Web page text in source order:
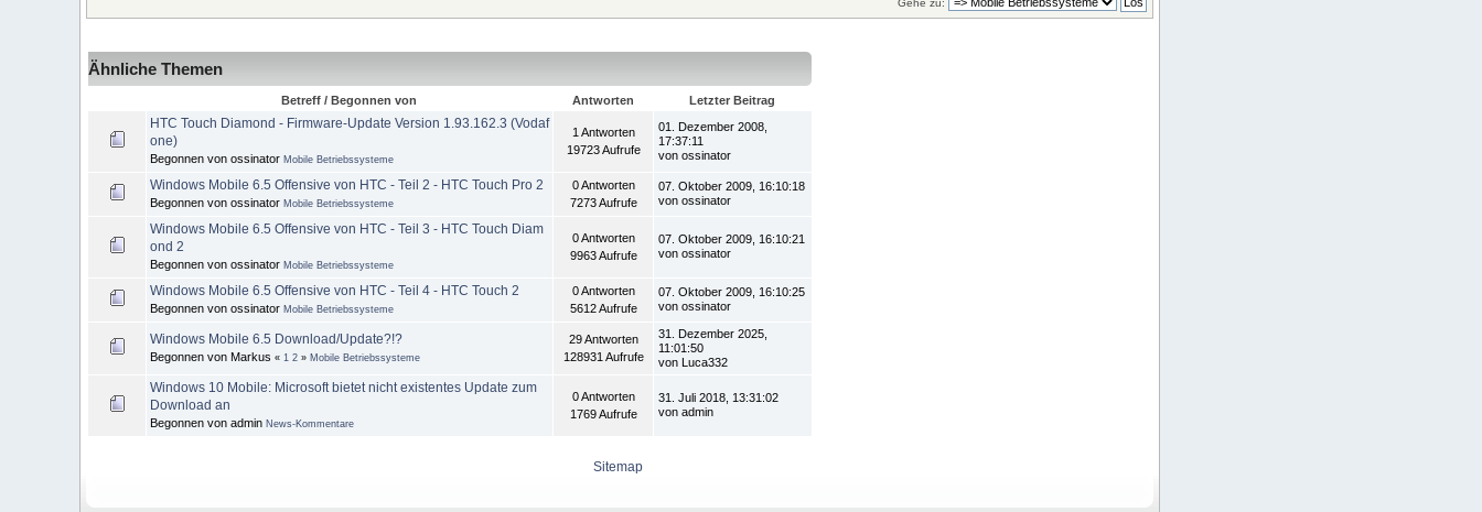
Gehe zu:
Ähnliche Themen
Betreff / Begonnen von Antworten Letzter Beitrag
HTC Touch Diamond - Firmware-Update Version 1.93.162.3 (Vodaf
one)
Begonnen von ossinator Mobile Betriebssysteme
1 Antworten
19723 Aufrufe
01. Dezember 2008,
17:37:11
von ossinator
Windows Mobile 6.5 Offensive von HTC - Teil 2 - HTC Touch Pro 2
Begonnen von ossinator Mobile Betriebssysteme
0 Antworten
7273 Aufrufe
07. Oktober 2009, 16:10:18
von ossinator
Windows Mobile 6.5 Offensive von HTC - Teil 3 - HTC Touch Diam
ond 2
Begonnen von ossinator Mobile Betriebssysteme
0 Antworten
9963 Aufrufe
07. Oktober 2009, 16:10:21
von ossinator
Windows Mobile 6.5 Offensive von HTC - Teil 4 - HTC Touch 2
Begonnen von ossinator Mobile Betriebssysteme
0 Antworten
5612 Aufrufe
07. Oktober 2009, 16:10:25
von ossinator
Windows Mobile 6.5 Download/Update?!?
Begonnen von Markus « 1 2 » Mobile Betriebssysteme
29 Antworten
128931 Aufrufe
31. Dezember 2025,
11:01:50
von Luca332
Windows 10 Mobile: Microsoft bietet nicht existentes Update zum
Download an
Begonnen von admin News-Kommentare
0 Antworten
1769 Aufrufe
31. Juli 2018, 13:31:02
von admin
Sitemap